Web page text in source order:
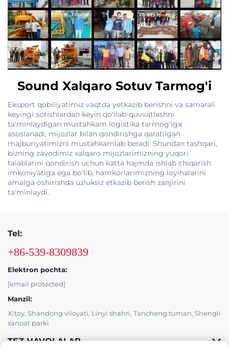
Sound Xalqaro Sotuv Tarmog'i
Eksport qobiliyatimiz vaqtda yetkazib berishni va samarali
keyingi sotishlardan keyin qo'llab-quvvatlashni
ta'minlaydigan mustahkam logistika tarmog'iga
asoslanadi, mijozlar bilan qondirishga qaratilgan
majburiyatimizni mustahkamlab beradi. Shundan tashqari,
bizning zavodimiz xalqaro mijozlarimizning yuqori
talablarini qondirish uchun katta hajmda ishlab chiqarish
imkoniyatiga ega bo'lib, hamkorlarimizning loyihalarini
amalga oshirishda uzluksiz etkazib berish zanjirini
ta'minlaydi.
Tel:
+86-539-8309839
Elektron pochta:
[email protected]
Manzil:
Xitoy, Shandong viloyati, Linyi shahri, Tancheng tuman, Shengli
sanoat parki
TEZ HAVOLALAR